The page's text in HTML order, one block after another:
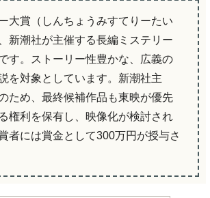
大賞（しんちょうみすてりーたい
新潮社が主催する長編ミステリー
す。ストーリー性豊かな、広義の
を対象としています。新潮社主
ため、最終候補作品も東映が優先
権利を保有し、映像化が検討され
者には賞金として300万円が授与さ